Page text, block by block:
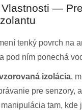
—
tenký povrch na
pod ním ponechá
izolácia,
pre senzory, a
tam, kde